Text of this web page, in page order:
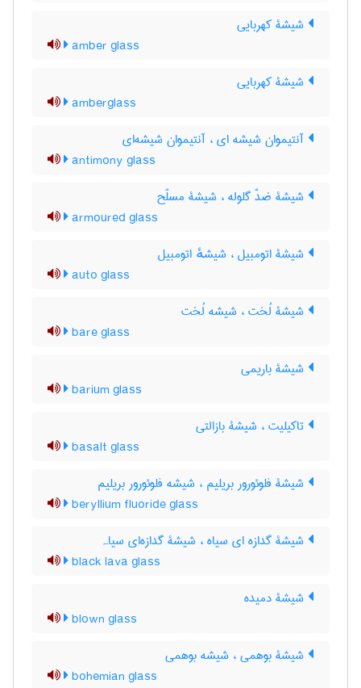
شیشۀ کهربایی
amber glass
شیشۀ کهربایی
amberglass
آنتیموان شیشه ای ، آنتیموان شیشه‌ای
antimony glass
شیشۀ ضدّ گلوله ، شیشۀ مسلّح
armoured glass
شیشۀ اتومبیل ، شیشهٔ اتومبیل
auto glass
شیشۀ لُخت ، شیشه لُخت
bare glass
شیشۀ باریمی
barium glass
تاکیلیت ، شیشۀ بازالتی
basalt glass
شیشۀ فلوئورور بریلیم ، شیشه فلوئورور بریلیم
beryllium fluoride glass
شیشۀ گدازه ای سیاه ، شیشۀ گدازه‌ای سیاہ
black lava glass
شیشۀ دمیده
blown glass
شیشۀ بوهمی ، شیشه بوهمی
bohemian glass